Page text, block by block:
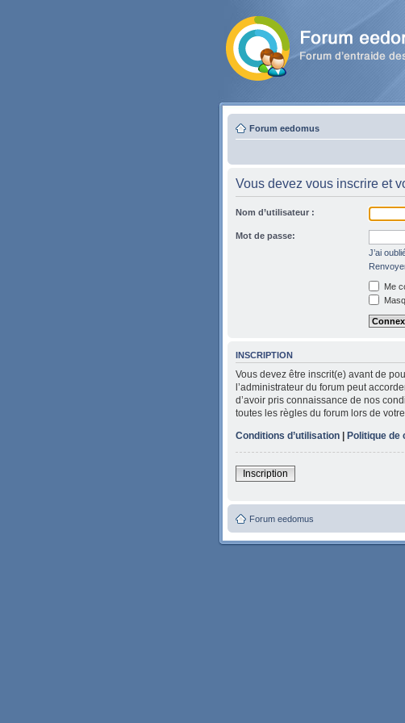
Forum eedomus
Vous devez vous inscrire et
Nom d’utilisateur :
Mot de passe:
J’ai
Me
INSCRIPTION
Vous devez être inscrit(e) avant de
l’administrateur du forum peut
d’avoir pris connaissance de nos
toutes les règles du forum lors de
Conditions d’utilisation | Politique de
Inscription
Forum eedomus